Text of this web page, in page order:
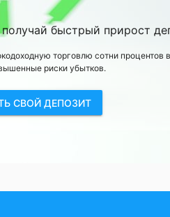
быстрый прирост
торговлю сотни процентов
риски убытков.
СВОЙ ДЕПОЗИТ